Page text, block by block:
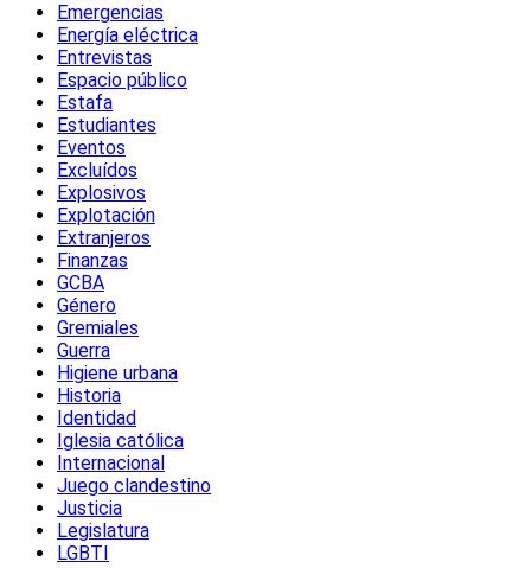
Emergencias
Energía eléctrica
Entrevistas
Espacio público
Estafa
Estudiantes
Eventos
Excluídos
Explosivos
Explotación
Extranjeros
Finanzas
GCBA
Género
Gremiales
Guerra
Higiene urbana
Historia
Identidad
Iglesia católica
Internacional
Juego clandestino
Justicia
Legislatura
LGBTI